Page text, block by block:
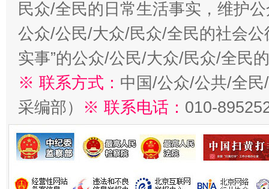
民众/全民的日常生活事实，维护
公众/公民/大众/民众/全民的社会公
实事”的公众/公民/大众/民众/全民
※ 联系方式： 中国/公众/公共/全
采编部） ※ 联系电话： 010-